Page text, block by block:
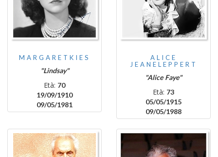
MARGARETKIES
"Lindsay"
Età: 70
19/09/1910
09/05/1981
ALICE
JEANELEPPERT
"Alice Faye"
Età: 73
05/05/1915
09/05/1988